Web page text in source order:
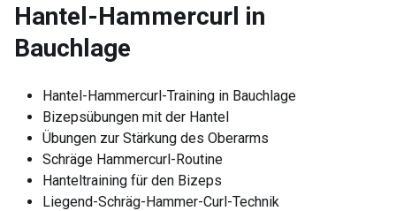
Hantel-Hammercurl in
Bauchlage
Hantel-Hammercurl-Training in Bauchlage
Bizepsübungen mit der Hantel
Übungen zur Stärkung des Oberarms
Schräge Hammercurl-Routine
Hanteltraining für den Bizeps
Liegend-Schräg-Hammer-Curl-Technik